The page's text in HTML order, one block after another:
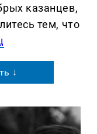
казанцев,
тем, что
↓